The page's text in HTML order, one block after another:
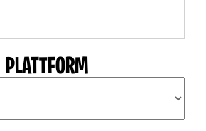
PLATTFORM